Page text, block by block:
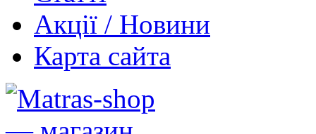
Акції / Новини
Карта сайта